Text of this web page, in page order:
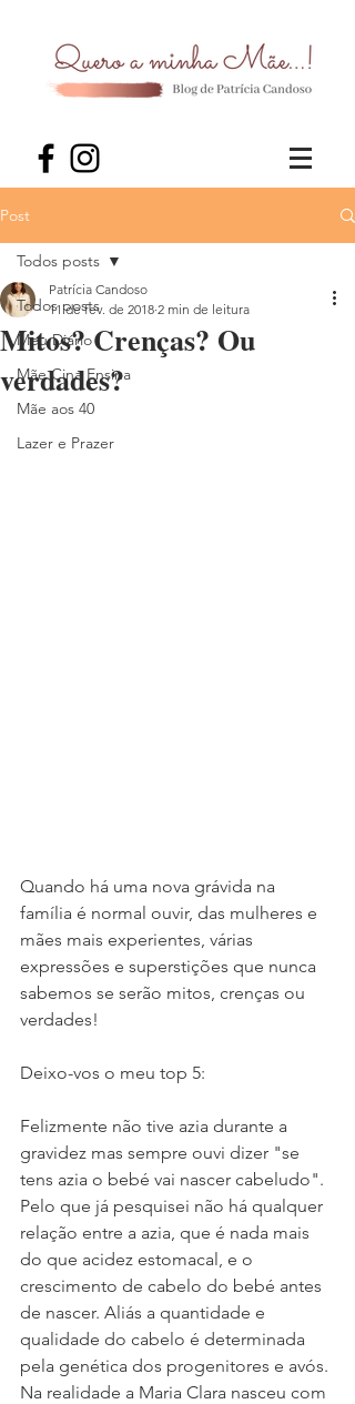
Post
Todos posts
Meu Diário
Mãe Cina Ensina
Mãe aos 40
Lazer e Prazer
Todos posts
Mitos? Crenças? Ou
verdades?
Patrícia Candoso
11 de fev. de 2018 2 min de leitura
Quando há uma nova grávida na
família é normal ouvir, das mulheres e
mães mais experientes, várias
expressões e superstições que nunca
sabemos se serão mitos, crenças ou
verdades!
Deixo-vos o meu top 5:
Felizmente não tive azia durante a
gravidez mas sempre ouvi dizer "se
tens azia o bebé vai nascer cabeludo".
Pelo que já pesquisei não há qualquer
relação entre a azia, que é nada mais
do que acidez estomacal, e o
crescimento de cabelo do bebé antes
de nascer. Aliás a quantidade e
qualidade do cabelo é determinada
pela genética dos progenitores e avós.
Na realidade a Maria Clara nasceu com